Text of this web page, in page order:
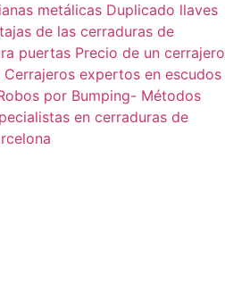
metálicas Duplicado llaves
de las cerraduras de
puertas Precio de un cerrajero
Cerrajeros expertos en escudos
por Bumping- Métodos
en cerraduras de